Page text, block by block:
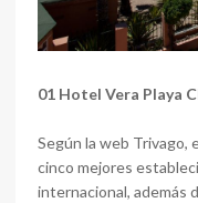
01 Hotel Vera Playa
Según la web Trivago,
cinco mejores
internacional, además